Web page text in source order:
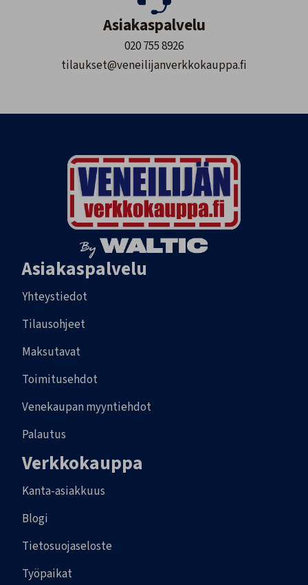
Asiakaspalvelu
020 755 8926
tilaukset@veneilijanverkkokauppa.fi
Asiakaspalvelu
Yhteystiedot
Tilausohjeet
Maksutavat
Toimitusehdot
Venekaupan myyntiehdot
Palautus
Verkkokauppa
Kanta-asiakkuus
Blogi
Tietosuojaseloste
Työpaikat